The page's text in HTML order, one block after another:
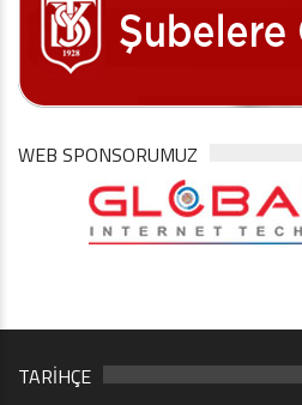
WEB SPONSORUMUZ
TARİHÇE